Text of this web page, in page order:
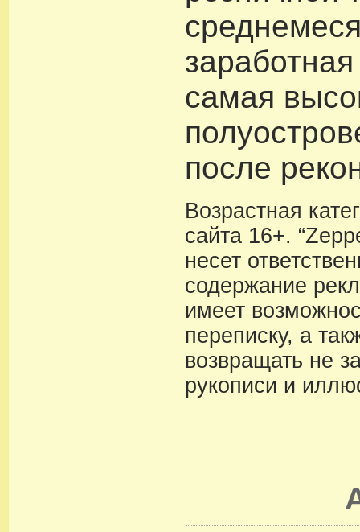
самая
после
Возрастная
сайта 16+.
несет
содержание
имеет
переписку, а
возвращать не
рукописи и